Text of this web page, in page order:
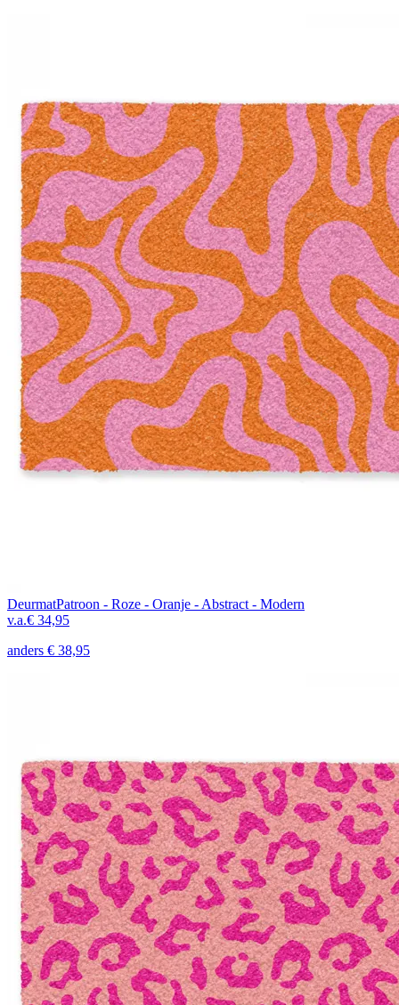
DeurmatPatroon - Roze - Oranje - Abstract - Modern
v.a.€ 34,95
anders € 38,95